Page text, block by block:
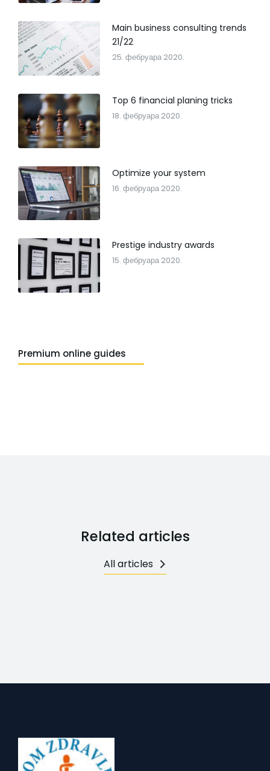
Main business consulting trends
21/22
25. фебруара 2020.
Top 6 financial planing tricks
18. фебруара 2020.
Optimize your system
16. фебруара 2020.
Prestige industry awards
15. фебруара 2020.
Premium online guides
Related articles
All articles